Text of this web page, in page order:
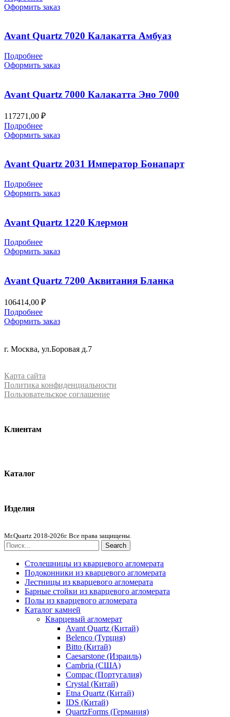
Оформить заказ
Avant Quartz 7020 Калакатта Амбуаз
Подробнее
Оформить заказ
Avant Quartz 7000 Калакатта Эно 7000
117271,00 ₽
Подробнее
Оформить заказ
Avant Quartz 2031 Император Бонапарт
Подробнее
Оформить заказ
Avant Quartz 1220 Клермон
Подробнее
Оформить заказ
Avant Quartz 7200 Аквитания Бланка
106414,00 ₽
Подробнее
Оформить заказ
г. Москва, ул.Боровая д.7
Карта сайта
Политика конфиденциальности
Пользовательское соглашение
Клиентам
Каталог
Изделия
Mr.Quartz 2018-2026г. Все права защищены.
Search
Столешницы из кварцевого агломерата
Подоконники из кварцевого агломерата
Лестницы из кварцевого агломерата
Барные стойки из кварцевого агломерата
Полы из кварцевого агломерата
Каталог камней
Кварцевый агломерат
Avant Quartz (Китай)
Belenco (Турция)
Bitto (Китай)
Caesarstone (Израиль)
Cambria (США)
Compac (Португалия)
Crystal (Китай)
Etna Quartz (Китай)
IDS (Китай)
QuartzForms (Германия)